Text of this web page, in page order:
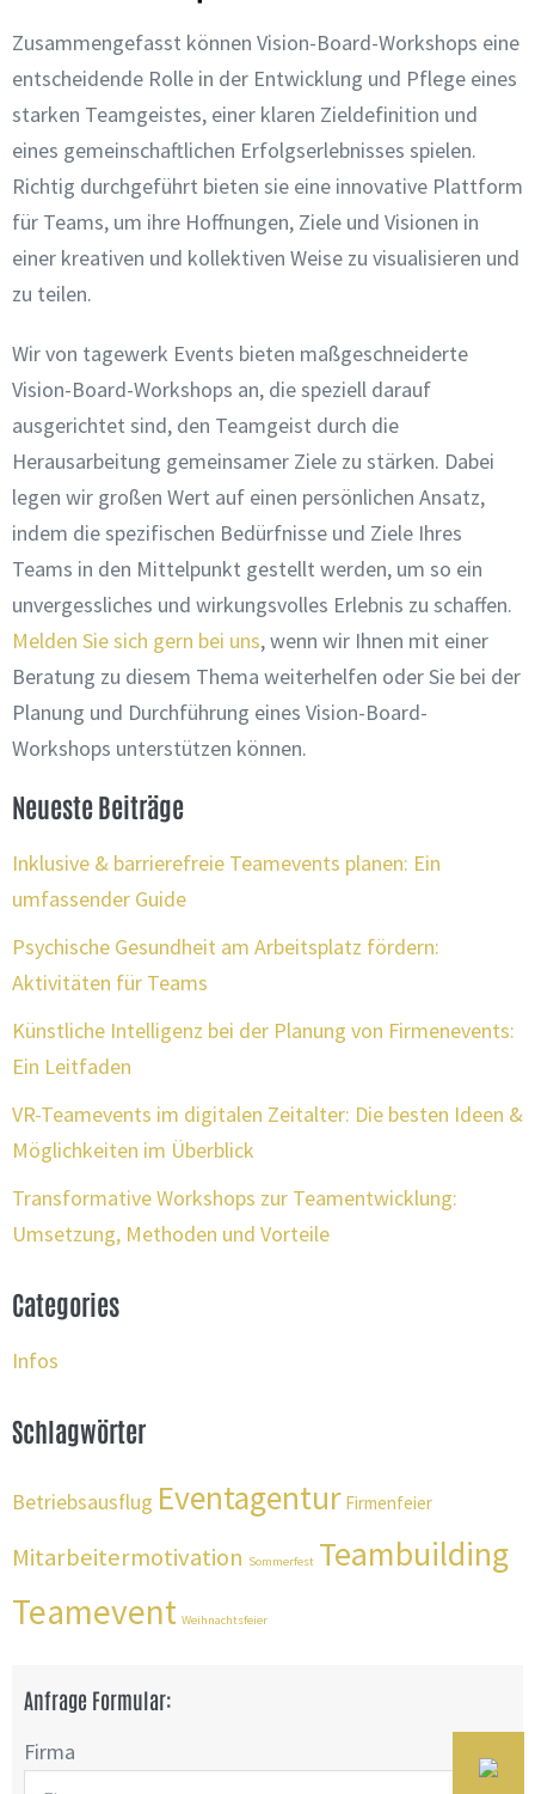
Zusammengefasst können Vision-Board-Workshops eine
entscheidende Rolle in der Entwicklung und Pflege eines
starken Teamgeistes, einer klaren Zieldefinition und
eines gemeinschaftlichen Erfolgserlebnisses spielen.
Richtig durchgeführt bieten sie eine innovative Plattform
für Teams, um ihre Hoffnungen, Ziele und Visionen in
einer kreativen und kollektiven Weise zu visualisieren und
zu teilen.
Wir von tagewerk Events bieten maßgeschneiderte
Vision-Board-Workshops an, die speziell darauf
ausgerichtet sind, den Teamgeist durch die
Herausarbeitung gemeinsamer Ziele zu stärken. Dabei
legen wir großen Wert auf einen persönlichen Ansatz,
indem die spezifischen Bedürfnisse und Ziele Ihres
Teams in den Mittelpunkt gestellt werden, um so ein
unvergessliches und wirkungsvolles Erlebnis zu schaffen.
Melden Sie sich gern bei uns, wenn wir Ihnen mit einer
Beratung zu diesem Thema weiterhelfen oder Sie bei der
Planung und Durchführung eines Vision-Board-
Workshops unterstützen können.
Neueste Beiträge
Inklusive & barrierefreie Teamevents planen: Ein
umfassender Guide
Psychische Gesundheit am Arbeitsplatz fördern:
Aktivitäten für Teams
Künstliche Intelligenz bei der Planung von Firmenevents:
Ein Leitfaden
VR-Teamevents im digitalen Zeitalter: Die besten Ideen &
Möglichkeiten im Überblick
Transformative Workshops zur Teamentwicklung:
Umsetzung, Methoden und Vorteile
Categories
Infos
Schlagwörter
Betriebsausflug Eventagentur Firmenfeier
Mitarbeitermotivation Sommerfest Teambuilding
Teamevent Weihnachtsfeier
Anfrage Formular:
Firma